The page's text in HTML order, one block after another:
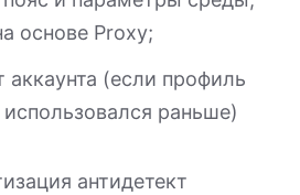
основе Proxy;
аккаунта (если профиль
раньше)
антидетект